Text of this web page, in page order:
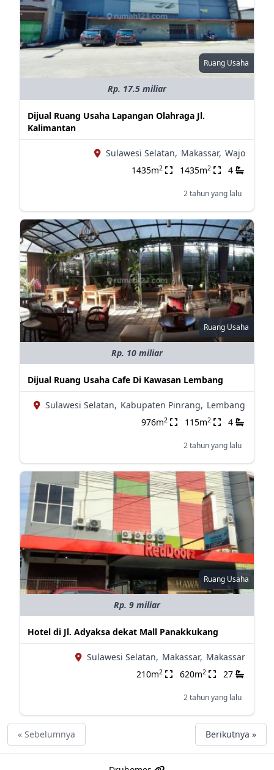
Ruang Usaha
Rp. 17.5 miliar
Dijual Ruang Usaha Lapangan Olahraga Jl.
Kalimantan
Sulawesi Selatan, Makassar, Wajo
1435m2 1435m2 4
2 tahun yang lalu
Ruang Usaha
Rp. 10 miliar
Dijual Ruang Usaha Cafe Di Kawasan Lembang
Sulawesi Selatan, Kabupaten Pinrang, Lembang
976m2 115m2 4
2 tahun yang lalu
Ruang Usaha
Rp. 9 miliar
Hotel di Jl. Adyaksa dekat Mall Panakkukang
Sulawesi Selatan, Makassar, Makassar
210m2 620m2 27
2 tahun yang lalu
« Sebelumnya Berikutnya »